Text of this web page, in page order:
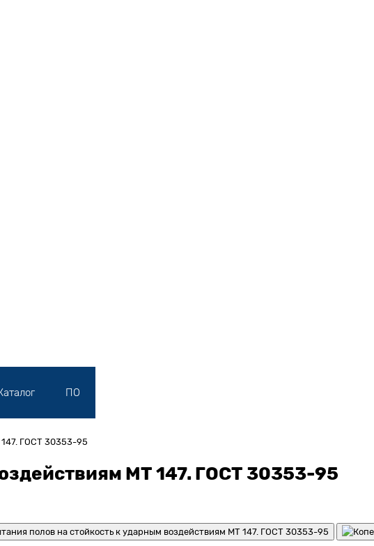
ПО
147. ГОСТ 30353-95
МТ 147. ГОСТ 30353-95